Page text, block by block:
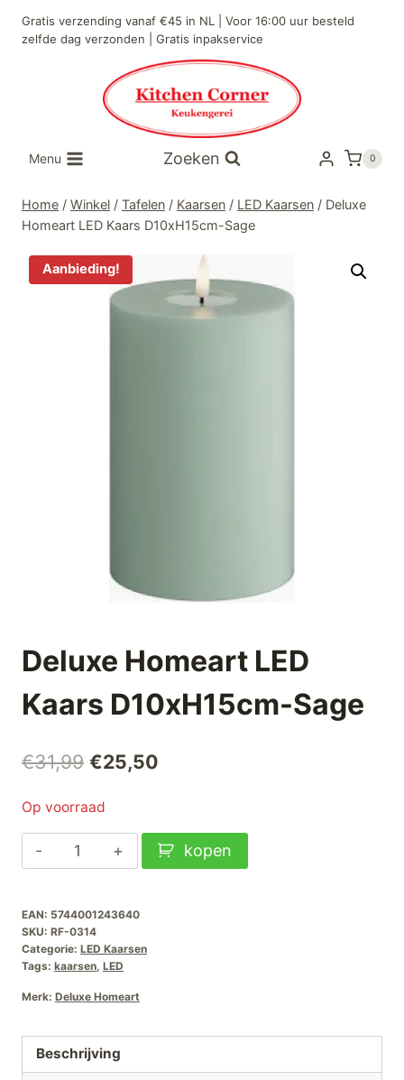
naar
Gratis verzending vanaf €45 in NL | Voor 16:00 uur besteld
zelfde dag verzonden | Gratis inpakservice
Menu Zoeken 0
Home / Winkel / Tafelen / Kaarsen / LED Kaarsen / Deluxe
Homeart LED Kaars D10xH15cm-Sage
Aanbieding!
Deluxe Homeart LED
Kaars D10xH15cm-Sage
€31,99 Oorspronkelijke
€31,99.
€25,50
€25,50.
Op voorraad
Deluxe
Homeart
Kaars
D10xH15cm-
Sage
aantal
kopen
EAN: 5744001243640
SKU: RF-0314
Categorie: LED Kaarsen
Tags: kaarsen, LED
Merk: Deluxe Homeart
Beschrijving